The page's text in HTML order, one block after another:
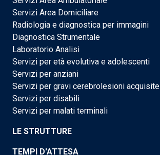
Servizi Area Domiciliare
Radiologia e diagnostica per immagini
Diagnostica Strumentale
Laboratorio Analisi
Servizi per età evolutiva e adolescenti
Servizi per anziani
Servizi per gravi cerebrolesioni acquisite
Servizi per disabili
Servizi per malati terminali
LE STRUTTURE
TEMPI D'ATTESA